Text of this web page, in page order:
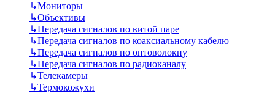
↳Мониторы
↳Объективы
↳Передача сигналов по витой паре
↳Передача сигналов по коаксиальному кабелю
↳Передача сигналов по оптоволокну
↳Передача сигналов по радиоканалу
↳Телекамеры
↳Термокожухи